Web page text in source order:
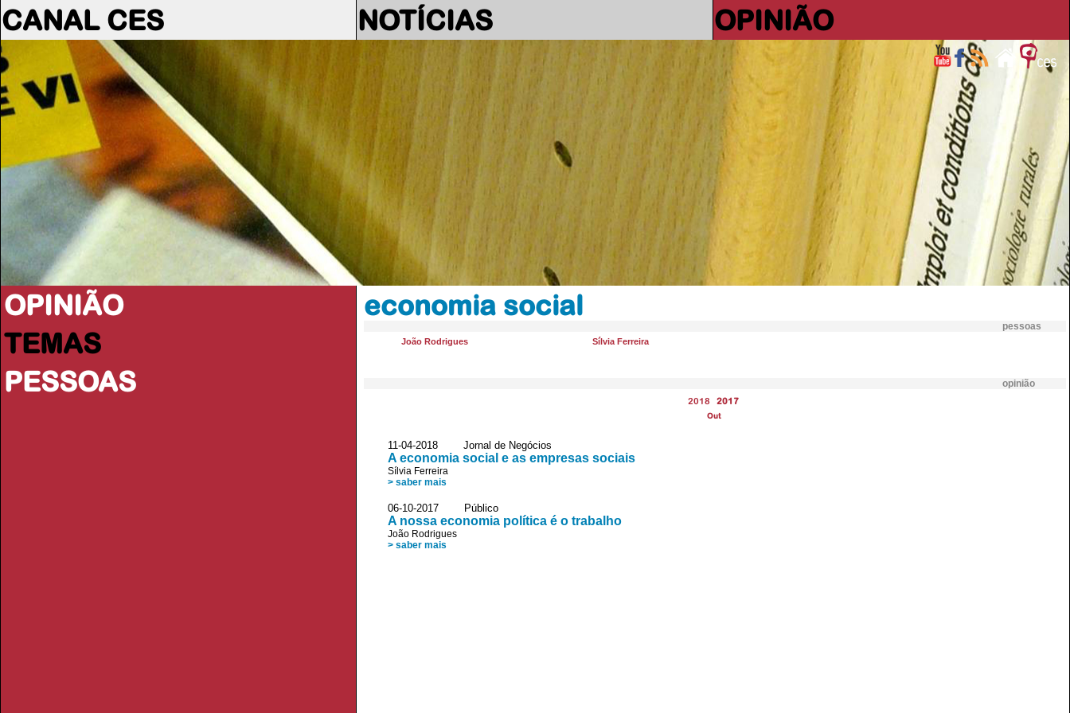
CANAL CES NOTÍCIAS OPINIÃO
OPINIÃO
TEMAS
PESSOAS
economia social
pessoas
João Rodrigues Sílvia Ferreira
opinião
2018 2017
Out
11-04-2018 Jornal de Negócios
A economia social e as empresas sociais
Sílvia Ferreira
> saber mais
06-10-2017 Público
A nossa economia política é o trabalho
João Rodrigues
> saber mais